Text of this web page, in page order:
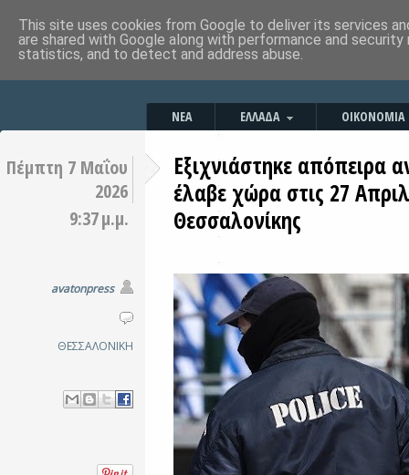
ΝΕΑ ΕΛΛΑΔΑ ΟΙΚΟΝΟΜΙΑ
Πέμπτη 7 Μαΐου
2026
9:37 μ.μ.
avatonpress
ΘΕΣΣΑΛΟΝΙΚΗ
Εξιχνιάστηκε απόπειρα
έλαβε χώρα στις 27
Θεσσαλονίκης
This site uses cookies from Google to deliver its services
are shared with Google along with performance and
statistics, and to detect and address abuse.